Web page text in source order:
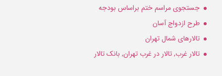
جستجوی مراسم ختم براساس بودجه
طرح ازدواج آسان
تالارهای شمال تهران
تالار غرب, تالار در غرب تهران, بانک تالار